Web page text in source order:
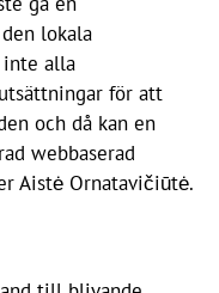
lokala
inte alla
för att
och då kan en
webbaserad
Aistė Ornatavičiūtė.